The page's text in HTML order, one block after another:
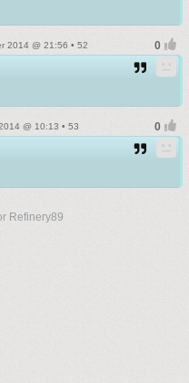
2014 @ 21:56 • 52
@ 10:13 • 53
Refinery89